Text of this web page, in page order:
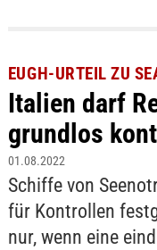
EUGH-URTEIL ZU
Italien darf
grundlos
01.08.2022
Schiffe von
für Kontrollen
nur, wenn eine